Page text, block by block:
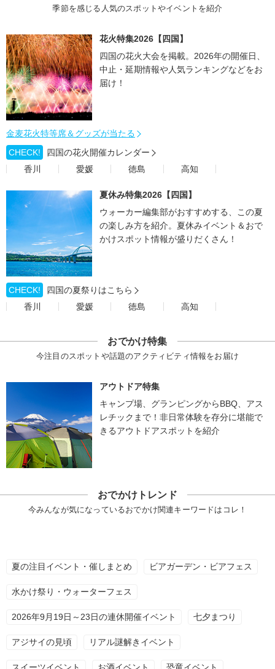
季節を感じる人気のスポットやイベントを紹介
花火特集2026【四国】
四国の花火大会を掲載。2026年の開催日、
中止・延期情報や人気ランキングなどをお
届け！
金麦花火特等席＆グッズが当たる
CHECK!
四国の花火開催カレンダー
香川
愛媛 徳島 高知
夏休み特集2026【四国】
ウォーカー編集部がおすすめする、この夏
の楽しみ方を紹介。夏休みイベント＆おで
かけスポット情報が盛りだくさん！
CHECK!
四国の夏祭りはこちら
香川
愛媛 徳島 高知
おでかけ特集
今注目のスポットや話題のアクティビティ情報をお届け
アウトドア特集
キャンプ場、グランピングからBBQ、アス
レチックまで！非日常体験を存分に堪能で
きるアウトドアスポットを紹介
おでかけトレンド
今みんなが気になっているおでかけ関連キーワードはコレ！
夏の注目イベント・催しまとめ ビアガーデン・ビアフェス
水かけ祭り・ウォーターフェス
2026年9月19日～23日の連休開催イベント 七夕まつり
アジサイの見頃 リアル謎解きイベント